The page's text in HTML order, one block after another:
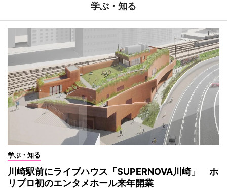
学ぶ・知る
学ぶ・知る
川崎駅前にライブハウス「SUPERNOVA川崎」 ホ
リプロ初のエンタメホール来年開業